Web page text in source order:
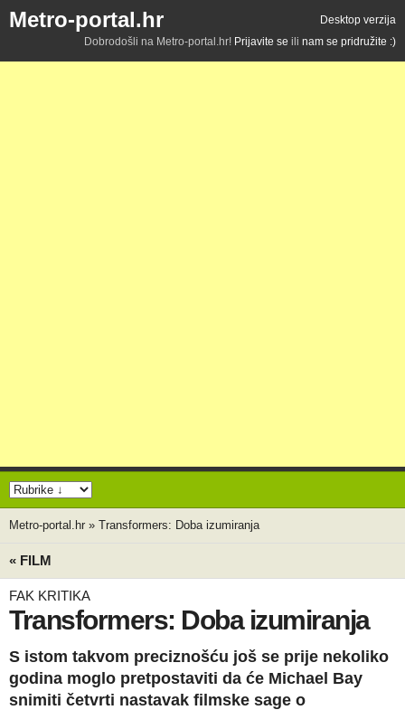
Metro-portal.hr
Desktop verzija
Dobrodošli na Metro-portal.hr! Prijavite se ili nam se pridružite :)
Metro-portal.hr » Transformers: Doba izumiranja
« FILM
FAK KRITIKA
Transformers: Doba izumiranja
S istom takvom preciznošću još se prije nekoliko
godina moglo pretpostaviti da će Michael Bay
snimiti četvrti nastavak filmske sage o